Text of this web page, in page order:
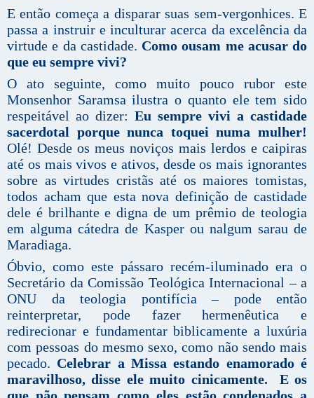
E então começa a disparar suas sem-vergonhices. E
passa a instruir e inculturar acerca da excelência da
virtude e da castidade. Como ousam me acusar do
que eu sempre vivi?
O ato seguinte, como muito pouco rubor este
Monsenhor Saramsa ilustra o quanto ele tem sido
respeitável ao dizer: Eu sempre vivi a castidade
sacerdotal porque nunca toquei numa mulher!
Olé! Desde os meus noviços mais lerdos e caipiras
até os mais vivos e ativos, desde os mais ignorantes
sobre as virtudes cristãs até os maiores tomistas,
todos acham que esta nova definição de castidade
dele é brilhante e digna de um prêmio de teologia
em alguma cátedra de Kasper ou nalgum sarau de
Maradiaga.
Óbvio, como este pássaro recém-iluminado era o
Secretário da Comissão Teológica Internacional – a
ONU da teologia pontifícia – pode então
reinterpretar, pode fazer hermenêutica e
redirecionar e fundamentar biblicamente a luxúria
com pessoas do mesmo sexo, como não sendo mais
pecado. Celebrar a Missa estando enamorado é
maravilhoso, disse ele muito cinicamente. E os